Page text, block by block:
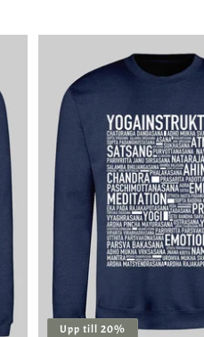
Upp till 20%